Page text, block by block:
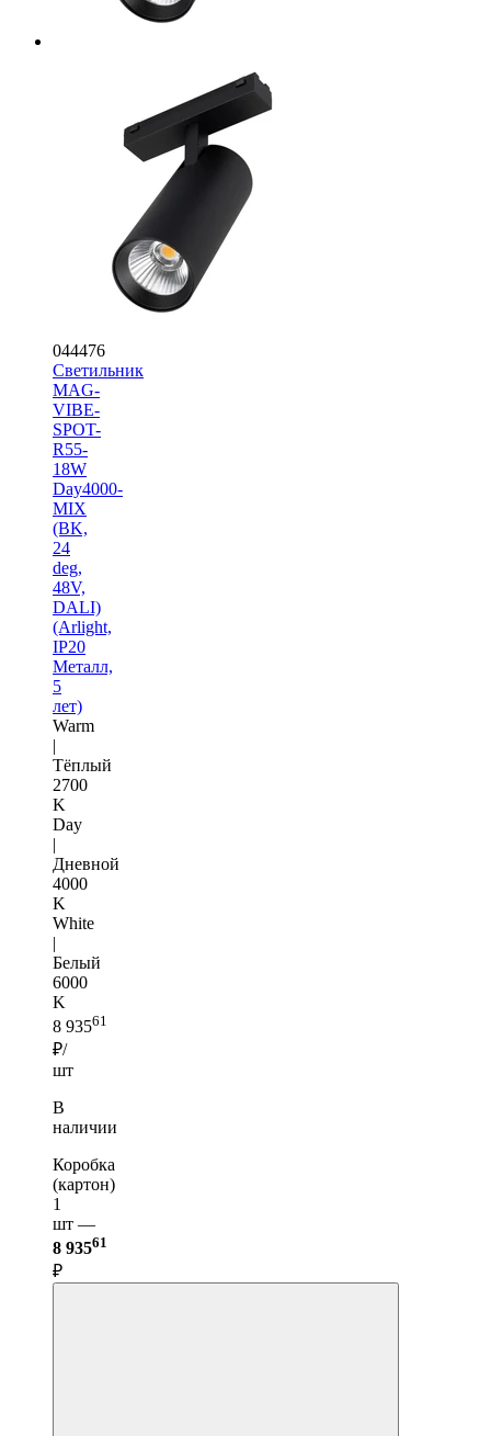
044476
Светильник
MAG-
VIBE-
SPOT-
R55-
18W
Day4000-
MIX
(BK,
24
deg,
48V,
DALI)
(Arlight,
IP20
Металл,
5
лет)
Warm
|
Тёплый
2700
K
Day
|
Дневной
4000
K
White
|
Белый
6000
K
8 93561
₽/
шт
В
наличии
Коробка
(картон)
1
шт —
8 93561
₽